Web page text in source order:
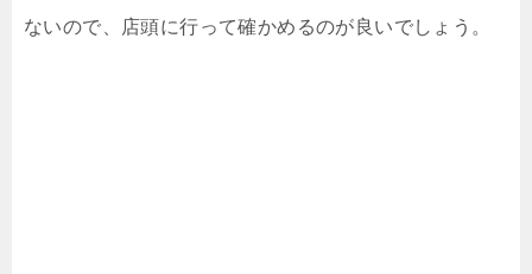
ないので、店頭に行って確かめるのが良いでしょう。